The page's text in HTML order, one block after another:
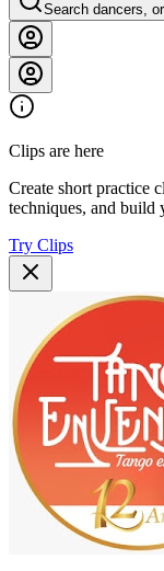
Search dancers,
Clips are here
Create short practice
techniques, and build
Try Clips